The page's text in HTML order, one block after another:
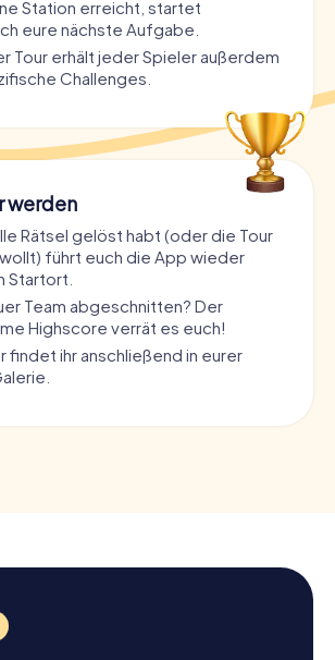
Station erreicht, startet
eure nächste Aufgabe.
Tour erhält jeder Spieler außerdem
Challenges.
werden
Rätsel gelöst habt (oder die Tour
führt euch die App wieder
Startort.
Team abgeschnitten? Der
Highscore verrät es euch!
findet ihr anschließend in eurer